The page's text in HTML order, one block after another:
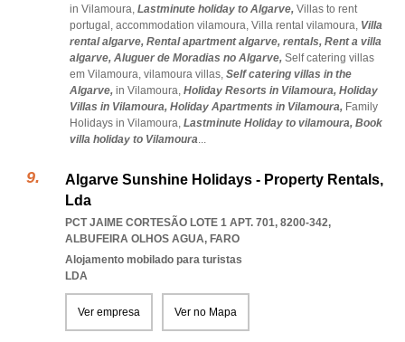
in Vilamoura, Lastminute holiday to Algarve, Villas to rent
portugal, accommodation vilamoura, Villa rental vilamoura, Villa
rental algarve, Rental apartment algarve, rentals, Rent a villa
algarve, Aluguer de Moradias no Algarve, Self catering villas
em Vilamoura, vilamoura villas, Self catering villas in the
Algarve, in Vilamoura, Holiday Resorts in Vilamoura, Holiday
Villas in Vilamoura, Holiday Apartments in Vilamoura, Family
Holidays in Vilamoura, Lastminute Holiday to vilamoura, Book
villa holiday to Vilamoura...
Algarve Sunshine Holidays - Property Rentals,
Lda
PCT JAIME CORTESÃO LOTE 1 APT. 701, 8200-342,
ALBUFEIRA OLHOS AGUA, FARO
Alojamento mobilado para turistas
LDA
Ver empresa Ver no Mapa